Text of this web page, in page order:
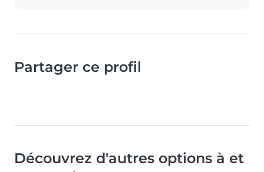
Partager ce profil
Découvrez d'autres options à et